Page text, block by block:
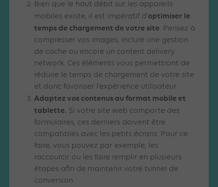
Bien que le haut débit sur les appareils
mobiles existe, il est impératif d’optimiser le
temps de chargement de votre site. Pensez à
compresser vos images, inclure une gestion
de cache ou encore un content delivery
network. Ces éléments vous permettront de
réduire le temps de chargement de votre site
et donc favoriser l’expérience utilisateur.
Adaptez vos contenus au format mobile et
tablette. Si votre site web comporte des
formulaires, ces derniers doivent être
compatibles avec les petits écrans. Pour ce
faire, vous pouvez par exemple, les
raccourcir ou les faire remplir en plusieurs
étapes afin de maintenir votre tunnel de
conversion.